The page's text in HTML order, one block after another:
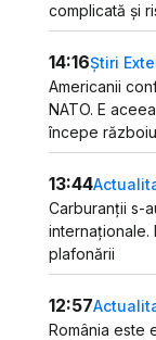
complicată și
14:16Știri
Americanii
NATO. E
începe
13:44
Carburanții s-
internaționale.
plafonării
12:57
România este